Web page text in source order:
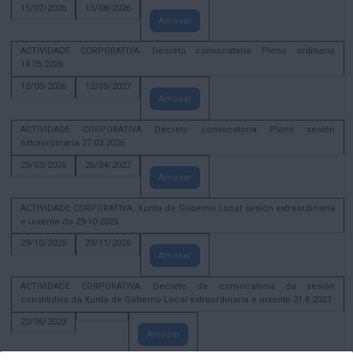
15/07/2026
15/08/2026
Amosar
ACTIVIDADE CORPORATIVA. Decreto convocatoria Pleno ordinario
14.05.2026
12/05/2026
12/05/2027
Amosar
ACTIVIDADE CORPORATIVA Decreto convocatoria Pleno sesión
extraordinaria 27.03.2026
25/03/2026
26/04/2027
Amosar
ACTIVIDADE CORPORATIVA. Xunta de Goberno Local sesión extraordinaria
e urxente do 29-10-2025
29/10/2025
29/11/2026
Amosar
ACTIVIDADE CORPORATIVA. Decreto de convocatoria da sesión
constitutiva da Xunta de Goberno Local extraordinaria e urxente 21.6.2023
22/06/2023
Amosar